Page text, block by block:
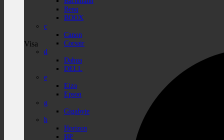
Visa
Benq
BOOX
c
Canon
Corsair
d
Dahua
DELL
e
Eizo
Epson
g
Gigabyte
h
Horizon
HP